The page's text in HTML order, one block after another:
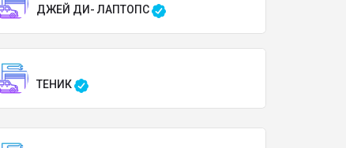
ДЖЕЙ ДИ- ЛАПТОПС
ТЕНИК